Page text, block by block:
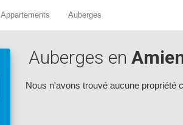
Appartements Auberges
Auberges en
Nous n'avons trouvé aucune propriété